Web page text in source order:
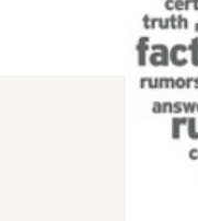
人工智能与信息技术
汽车、工业及制造业